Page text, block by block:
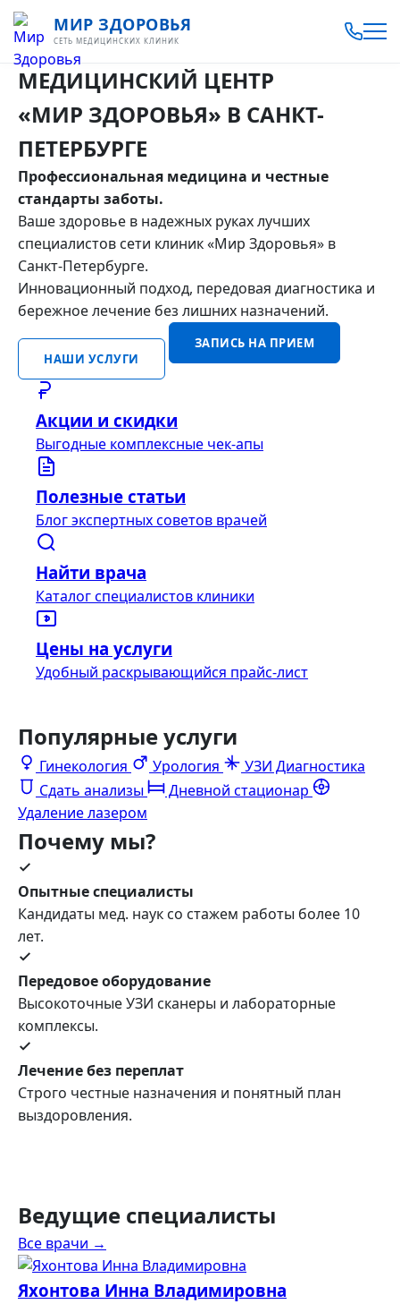
МИР ЗДОРОВЬЯ
СЕТЬ МЕДИЦИНСКИХ КЛИНИК
МЕДИЦИНСКИЙ ЦЕНТР
«МИР ЗДОРОВЬЯ» В САНКТ-
ПЕТЕРБУРГЕ
Профессиональная медицина и честные
стандарты заботы.
Ваше здоровье в надежных руках лучших
специалистов сети клиник «Мир Здоровья» в
Санкт-Петербурге.
Инновационный подход, передовая диагностика и
бережное лечение без лишних назначений.
НАШИ УСЛУГИ
ЗАПИСЬ НА ПРИЕМ
Акции и скидки
Выгодные комплексные чек-апы
Полезные статьи
Блог экспертных советов врачей
Найти врача
Каталог специалистов клиники
Цены на услуги
Удобный раскрывающийся прайс-лист
Популярные услуги
Гинекология Урология
УЗИ Диагностика
Сдать анализы
Дневной стационар
Удаление лазером
Почему мы?
Опытные специалисты
Кандидаты мед. наук со стажем работы более 10
лет.
Передовое оборудование
Высокоточные УЗИ сканеры и лабораторные
комплексы.
Лечение без переплат
Строго честные назначения и понятный план
выздоровления.
Ведущие специалисты
Все врачи →
Яхонтова Инна Владимировна